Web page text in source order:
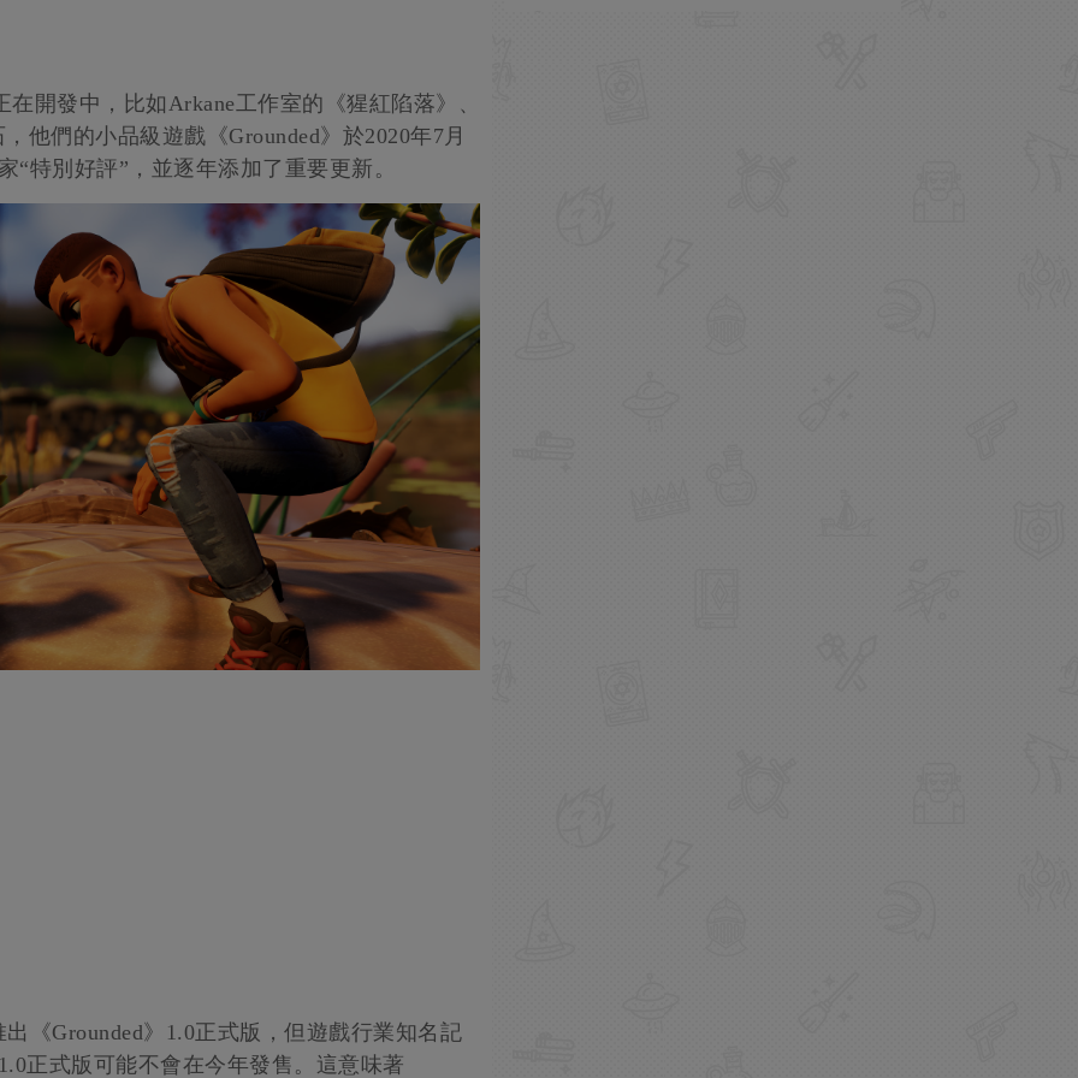
開發中，比如Arkane工作室的《猩紅陷落》、
他們的小品級遊戲《Grounded》於2020年7月
“特別好評”，並逐年添加了重要更新。
《Grounded》1.0正式版，但遊戲行業知名記
正式版可能不會在今年發售。這意味著